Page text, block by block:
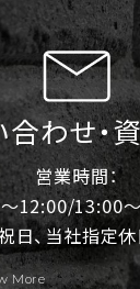
合わせ・
営業時間：
12:00/13:00
祝日、当社指定
More